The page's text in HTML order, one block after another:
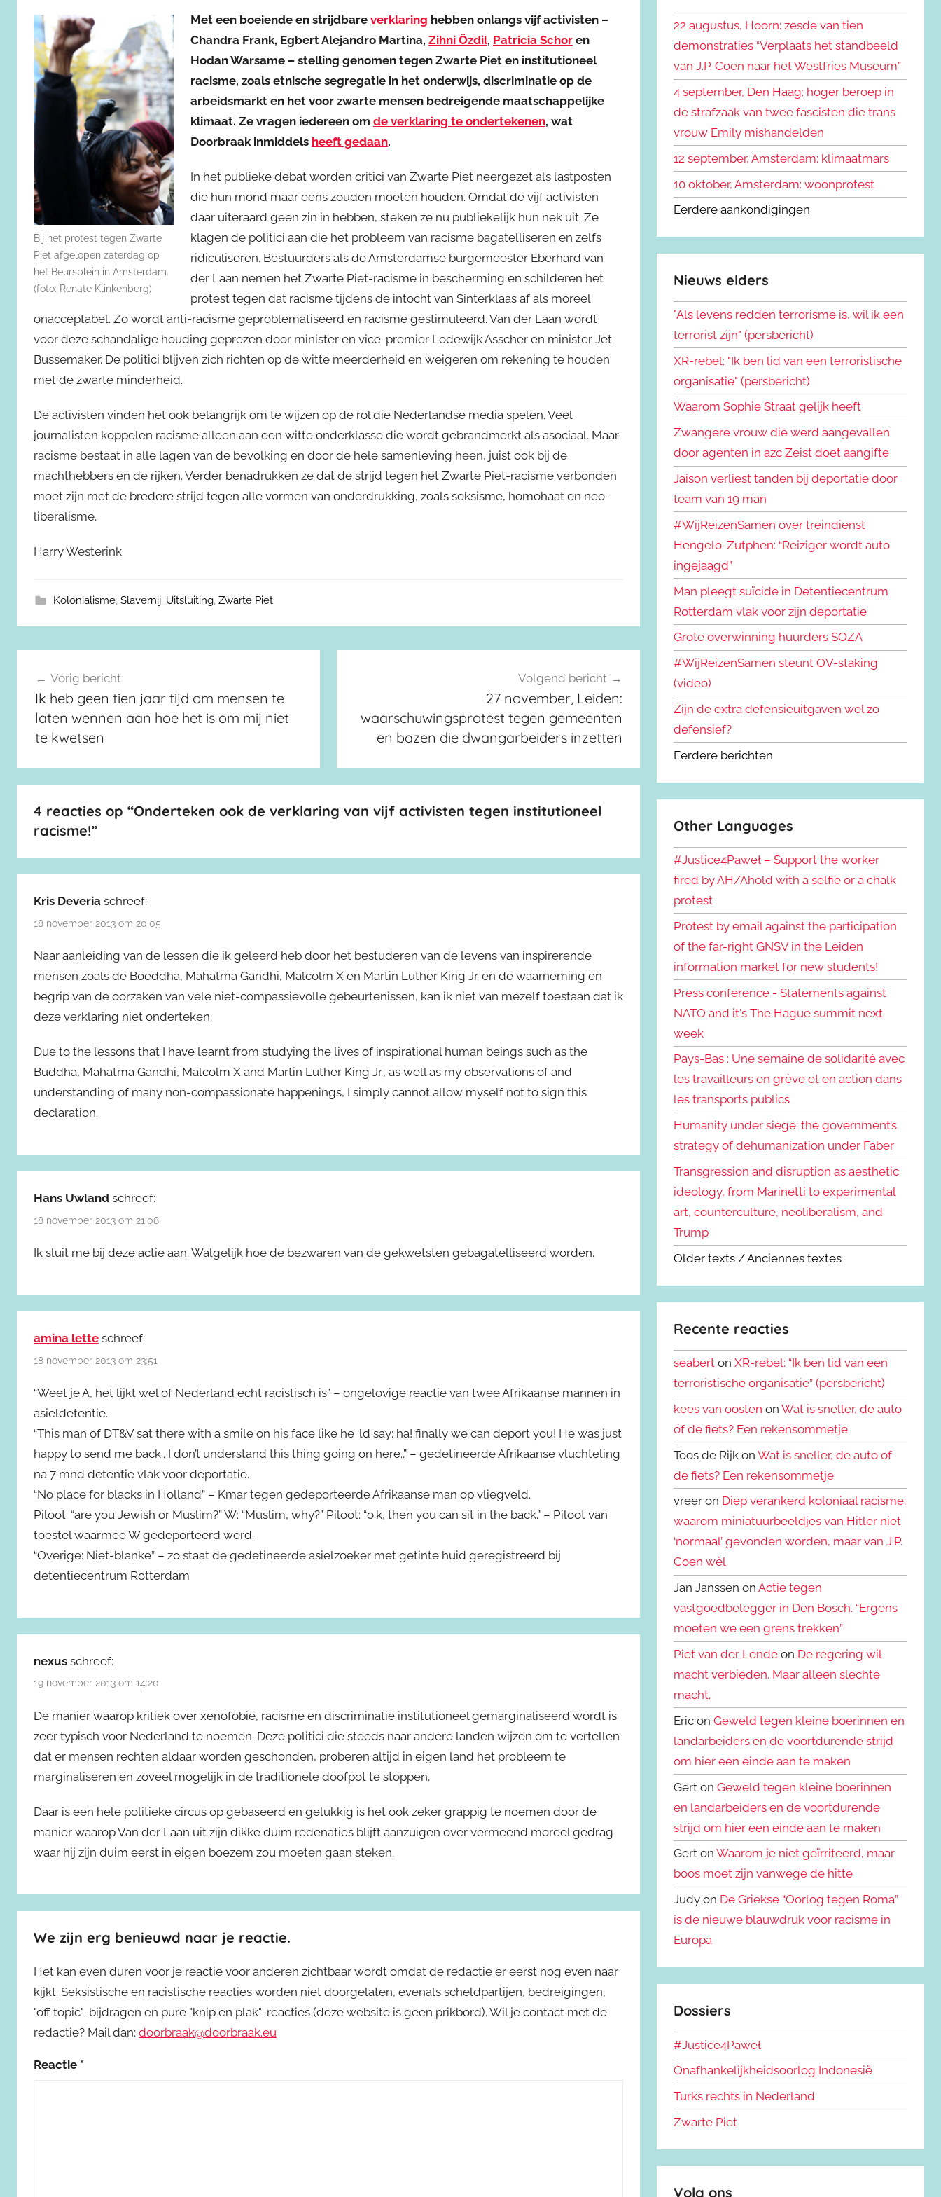
Bij het protest tegen Zwarte
Piet afgelopen zaterdag op
het Beursplein in Amsterdam.
(foto: Renate Klinkenberg)
Met een boeiende en strijdbare verklaring hebben onlangs vijf activisten –
Chandra Frank, Egbert Alejandro Martina, Zihni Özdil, Patricia Schor en
Hodan Warsame – stelling genomen tegen Zwarte Piet en institutioneel
racisme, zoals etnische segregatie in het onderwijs, discriminatie op de
arbeidsmarkt en het voor zwarte mensen bedreigende maatschappelijke
klimaat. Ze vragen iedereen om de verklaring te ondertekenen, wat
Doorbraak inmiddels heeft gedaan.
In het publieke debat worden critici van Zwarte Piet neergezet als lastposten
die hun mond maar eens zouden moeten houden. Omdat de vijf activisten
daar uiteraard geen zin in hebben, steken ze nu publiekelijk hun nek uit. Ze
klagen de politici aan die het probleem van racisme bagatelliseren en zelfs
ridiculiseren. Bestuurders als de Amsterdamse burgemeester Eberhard van
der Laan nemen het Zwarte Piet-racisme in bescherming en schilderen het
protest tegen dat racisme tijdens de intocht van Sinterklaas af als moreel
onacceptabel. Zo wordt anti-racisme geproblematiseerd en racisme gestimuleerd. Van der Laan wordt
voor deze schandalige houding geprezen door minister en vice-premier Lodewijk Asscher en minister Jet
Bussemaker. De politici blijven zich richten op de witte meerderheid en weigeren om rekening te houden
met de zwarte minderheid.
De activisten vinden het ook belangrijk om te wijzen op de rol die Nederlandse media spelen. Veel
journalisten koppelen racisme alleen aan een witte onderklasse die wordt gebrandmerkt als asociaal. Maar
racisme bestaat in alle lagen van de bevolking en door de hele samenleving heen, juist ook bij de
machthebbers en de rijken. Verder benadrukken ze dat de strijd tegen het Zwarte Piet-racisme verbonden
moet zijn met de bredere strijd tegen alle vormen van onderdrukking, zoals seksisme, homohaat en neo-
liberalisme.
Harry Westerink
Kolonialisme, Slavernij, Uitsluiting, Zwarte Piet
Berichtnavigatie
Vorig bericht
Ik heb geen tien jaar tijd om mensen te
laten wennen aan hoe het is om mij niet
te kwetsen
Volgend bericht
27 november, Leiden:
waarschuwingsprotest tegen gemeenten
en bazen die dwangarbeiders inzetten
4 reacties op “Onderteken ook de verklaring van vijf activisten tegen institutioneel
racisme!”
Kris Deveria schreef:
18 november 2013 om 20:05
Naar aanleiding van de lessen die ik geleerd heb door het bestuderen van de levens van inspirerende
mensen zoals de Boeddha, Mahatma Gandhi, Malcolm X en Martin Luther King Jr. en de waarneming en
begrip van de oorzaken van vele niet-compassievolle gebeurtenissen, kan ik niet van mezelf toestaan dat ik
deze verklaring niet onderteken.
Due to the lessons that I have learnt from studying the lives of inspirational human beings such as the
Buddha, Mahatma Gandhi, Malcolm X and Martin Luther King Jr., as well as my observations of and
understanding of many non-compassionate happenings, I simply cannot allow myself not to sign this
declaration.
Hans Uwland schreef:
18 november 2013 om 21:08
Ik sluit me bij deze actie aan. Walgelijk hoe de bezwaren van de gekwetsten gebagatelliseerd worden.
amina lette schreef:
18 november 2013 om 23:51
“Weet je A, het lijkt wel of Nederland echt racistisch is” – ongelovige reactie van twee Afrikaanse mannen in
asieldetentie.
“This man of DT&V sat there with a smile on his face like he ‘ld say: ha! finally we can deport you! He was just
happy to send me back.. I don’t understand this thing going on here..” – gedetineerde Afrikaanse vluchteling
na 7 mnd detentie vlak voor deportatie.
“No place for blacks in Holland” – Kmar tegen gedeporteerde Afrikaanse man op vliegveld.
Piloot: “are you Jewish or Muslim?” W: “Muslim, why?” Piloot: “o.k, then you can sit in the back.” – Piloot van
toestel waarmee W gedeporteerd werd.
“Overige: Niet-blanke” – zo staat de gedetineerde asielzoeker met getinte huid geregistreerd bij
detentiecentrum Rotterdam
nexus schreef:
19 november 2013 om 14:20
De manier waarop kritiek over xenofobie, racisme en discriminatie institutioneel gemarginaliseerd wordt is
zeer typisch voor Nederland te noemen. Deze politici die steeds naar andere landen wijzen om te vertellen
dat er mensen rechten aldaar worden geschonden, proberen altijd in eigen land het probleem te
marginaliseren en zoveel mogelijk in de traditionele doofpot te stoppen.
Daar is een hele politieke circus op gebaseerd en gelukkig is het ook zeker grappig te noemen door de
manier waarop Van der Laan uit zijn dikke duim redenaties blijft aanzuigen over vermeend moreel gedrag
waar hij zijn duim eerst in eigen boezem zou moeten gaan steken.
We zijn erg benieuwd naar je reactie.
Het kan even duren voor je reactie voor anderen zichtbaar wordt omdat de redactie er eerst nog even naar
kijkt. Seksistische en racistische reacties worden niet doorgelaten, evenals scheldpartijen, bedreigingen,
"off topic"-bijdragen en pure "knip en plak"-reacties (deze website is geen prikbord). Wil je contact met de
redactie? Mail dan: doorbraak@doorbraak.eu
Reactie *
n
a
a
r
:
n
22 augustus, Hoorn: zesde van tien
demonstraties “Verplaats het standbeeld
van J.P. Coen naar het Westfries Museum”
4 september, Den Haag: hoger beroep in
de strafzaak van twee fascisten die trans
vrouw Emily mishandelden
12 september, Amsterdam: klimaatmars
10 oktober, Amsterdam: woonprotest
Eerdere aankondigingen
Nieuws elders
"Als levens redden terrorisme is, wil ik een
terrorist zijn" (persbericht)
XR-rebel: "Ik ben lid van een terroristische
organisatie" (persbericht)
Waarom Sophie Straat gelijk heeft
Zwangere vrouw die werd aangevallen
door agenten in azc Zeist doet aangifte
Jaison verliest tanden bij deportatie door
team van 19 man
#WijReizenSamen over treindienst
Hengelo-Zutphen: “Reiziger wordt auto
ingejaagd”
Man pleegt suïcide in Detentiecentrum
Rotterdam vlak voor zijn deportatie
Grote overwinning huurders SOZA
#WijReizenSamen steunt OV-staking
(video)
Zijn de extra defensieuitgaven wel zo
defensief?
Eerdere berichten
Other Languages
#Justice4Paweł – Support the worker
fired by AH/Ahold with a selfie or a chalk
protest
Protest by email against the participation
of the far-right GNSV in the Leiden
information market for new students!
Press conference - Statements against
NATO and it's The Hague summit next
week
Pays-Bas : Une semaine de solidarité avec
les travailleurs en grève et en action dans
les transports publics
Humanity under siege: the government’s
strategy of dehumanization under Faber
Transgression and disruption as aesthetic
ideology, from Marinetti to experimental
art, counterculture, neoliberalism, and
Trump
Older texts / Anciennes textes
Recente reacties
seabert onXR-rebel: “Ik ben lid van een
terroristische organisatie” (persbericht)
kees van oosten onWat is sneller, de auto
of de fiets? Een rekensommetje
Toos de Rijk onWat is sneller, de auto of
de fiets? Een rekensommetje
vreer on Diep verankerd koloniaal racisme:
waarom miniatuurbeeldjes van Hitler niet
‘normaal’ gevonden worden, maar van J.P.
Coen wèl
Jan Janssen onActie tegen
vastgoedbelegger in Den Bosch. “Ergens
moeten we een grens trekken”
Piet van der Lende on De regering wil
macht verbieden. Maar alleen slechte
macht.
Eric onGeweld tegen kleine boerinnen en
landarbeiders en de voortdurende strijd
om hier een einde aan te maken
Gert onGeweld tegen kleine boerinnen
en landarbeiders en de voortdurende
strijd om hier een einde aan te maken
Gert onWaarom je niet geïrriteerd, maar
boos moet zijn vanwege de hitte
Judy on De Griekse “Oorlog tegen Roma”
is de nieuwe blauwdruk voor racisme in
Europa
Dossiers
#Justice4Paweł
Onafhankelijkheidsoorlog Indonesië
Turks rechts in Nederland
Zwarte Piet
Volg ons